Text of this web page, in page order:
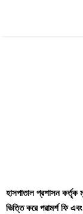
হাসপাতাল প্রশাসন
ভিত্তি করে পরামর্শ ফি